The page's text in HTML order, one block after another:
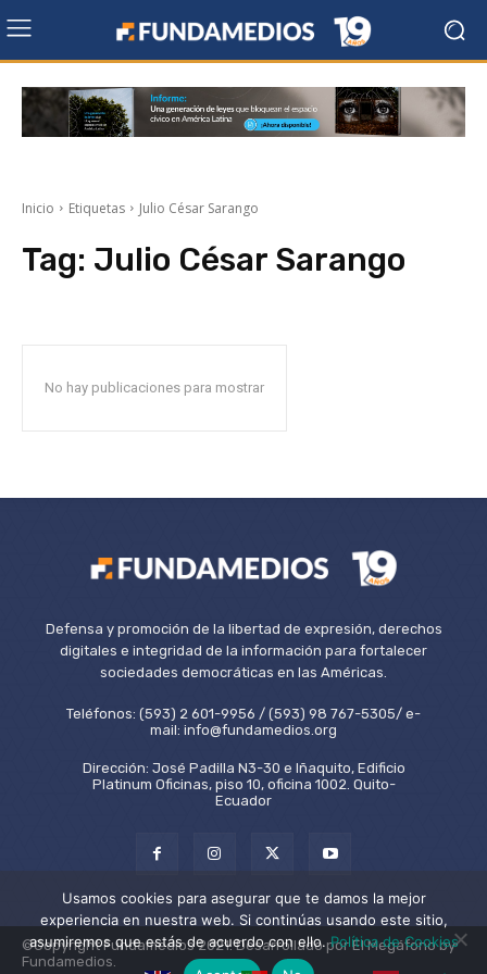
Inicio Etiquetas Julio César Sarango
Tag: Julio César Sarango
No hay publicaciones para mostrar
Defensa y promoción de la libertad de expresión, derechos
digitales e integridad de la información para fortalecer
sociedades democráticas en las Américas.
Teléfonos: (593) 2 601-9956 / (593) 98 767-5305/ e-
mail: info@fundamedios.org
Dirección: José Padilla N3-30 e Iñaquito, Edificio
Platinum Oficinas, piso 10, oficina 1002. Quito-
Ecuador
©Copyright Fundamedios 2021. Desarrollado por El Megáfono by
Fundamedios.
Usamos cookies para asegurar que te damos la mejor
experiencia en nuestra web. Si continúas usando este sitio,
asumiremos que estás de acuerdo con ello.Política de Cookies